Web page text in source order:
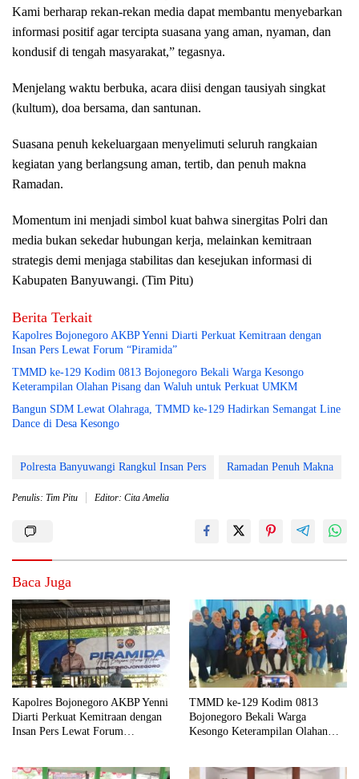
Kami berharap rekan-rekan media dapat membantu menyebarkan
informasi positif agar tercipta suasana yang aman, nyaman, dan
kondusif di tengah masyarakat,” tegasnya.
Menjelang waktu berbuka, acara diisi dengan tausiyah singkat
(kultum), doa bersama, dan santunan.
Suasana penuh kekeluargaan menyelimuti seluruh rangkaian
kegiatan yang berlangsung aman, tertib, dan penuh makna
Ramadan.
Momentum ini menjadi simbol kuat bahwa sinergitas Polri dan
media bukan sekedar hubungan kerja, melainkan kemitraan
strategis demi menjaga stabilitas dan kesejukan informasi di
Kabupaten Banyuwangi. (Tim Pitu)
Berita Terkait
Kapolres Bojonegoro AKBP Yenni Diarti Perkuat Kemitraan dengan
Insan Pers Lewat Forum “Piramida”
TMMD ke-129 Kodim 0813 Bojonegoro Bekali Warga Kesongo
Keterampilan Olahan Pisang dan Waluh untuk Perkuat UMKM
Bangun SDM Lewat Olahraga, TMMD ke-129 Hadirkan Semangat Line
Dance di Desa Kesongo
Polresta Banyuwangi Rangkul Insan Pers Ramadan Penuh Makna
Penulis: Tim Pitu Editor: Cita Amelia
Baca Juga
Kapolres Bojonegoro AKBP Yenni
Diarti Perkuat Kemitraan dengan
Insan Pers Lewat Forum
TMMD ke-129 Kodim 0813
Bojonegoro Bekali Warga
Kesongo Keterampilan Olahan